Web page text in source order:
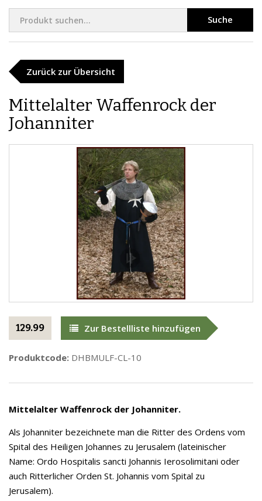
Suche
Zurück zur Übersicht
Mittelalter Waffenrock der
Johanniter
129.99 Zur Bestellliste hinzufügen
Produktcode: DHBMULF-CL-10
Mittelalter Waffenrock der Johanniter.
Als Johanniter bezeichnete man die Ritter des Ordens vom
Spital des Heiligen Johannes zu Jerusalem (lateinischer
Name: Ordo Hospitalis sancti Johannis Ierosolimitani oder
auch Ritterlicher Orden St. Johannis vom Spital zu
Jerusalem).